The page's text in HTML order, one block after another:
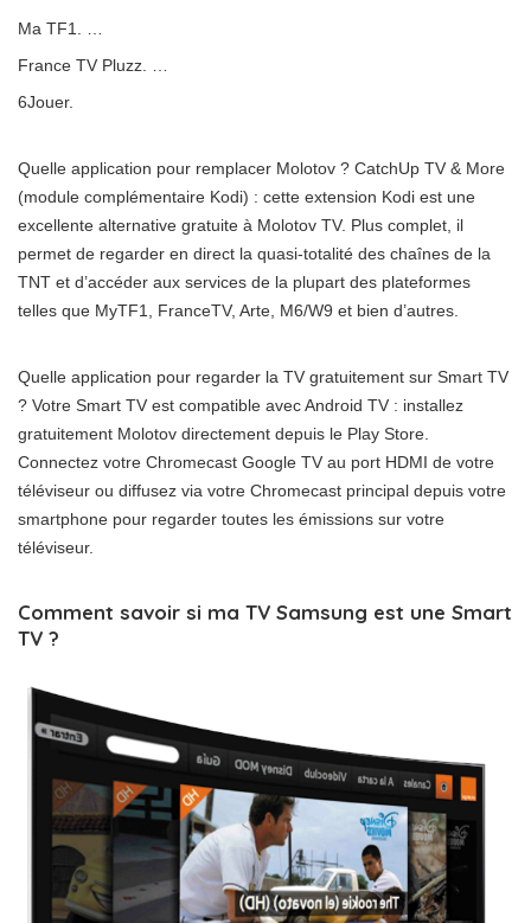
Ma TF1. …
France TV Pluzz. …
6Jouer.
Quelle application pour remplacer Molotov ? CatchUp TV & More
(module complémentaire Kodi) : cette extension Kodi est une
excellente alternative gratuite à Molotov TV. Plus complet, il
permet de regarder en direct la quasi-totalité des chaînes de la
TNT et d’accéder aux services de la plupart des plateformes
telles que MyTF1, FranceTV, Arte, M6/W9 et bien d’autres.
Quelle application pour regarder la TV gratuitement sur Smart TV
? Votre Smart TV est compatible avec Android TV : installez
gratuitement Molotov directement depuis le Play Store.
Connectez votre Chromecast Google TV au port HDMI de votre
téléviseur ou diffusez via votre Chromecast principal depuis votre
smartphone pour regarder toutes les émissions sur votre
téléviseur.
Comment savoir si ma TV Samsung est une Smart
TV ?